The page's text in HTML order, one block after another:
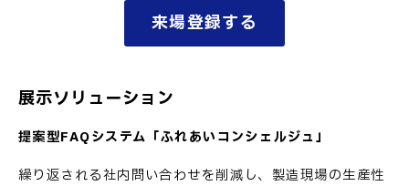
来場登録する
展示ソリューション
提案型FAQシステム「ふれあいコンシェルジュ」
繰り返される社内問い合わせを削減し、製造現場の生産性